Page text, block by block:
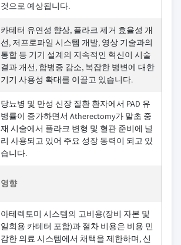
것으로 예상됩니다.
카테터 유연성 향상, 플라크 제거 효율성 개
선, 저프로파일 시스템 개발, 영상 기술과의
통합 등 기기 설계의 지속적인 혁신이 시술
결과 개선, 합병증 감소, 복잡한 병변에 대한
기기 사용성 확대를 이끌고 있습니다.
당뇨병 및 만성 신장 질환 환자에서 PAD 유
병률이 증가하면서 Atherectomy가 말초 중
재 시술에서 플라크 변형 및 혈관 준비에 널
리 사용되고 있어 주요 성장 동력이 되고 있
습니다.
영향
아테렉토미 시스템의 고비용(장비 자본 및
일회용 카테터 포함)과 절차 비용은 비용 민
감한 의료 시스템에서 채택을 제한하며, 신